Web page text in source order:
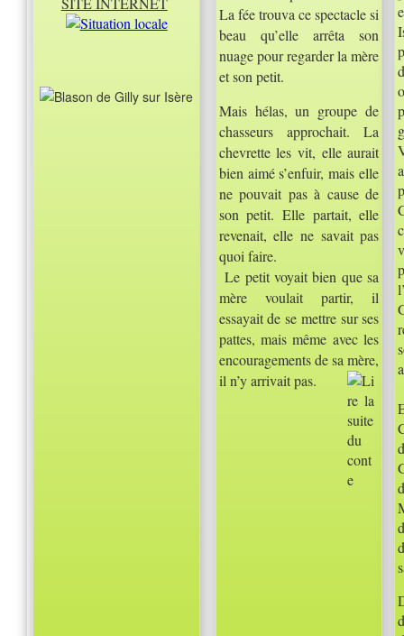
La fée trouva ce spectacle si
beau qu’elle arrêta son
nuage pour regarder la mère
et son petit.
Mais hélas, un groupe de
chasseurs approchait. La
chevrette les vit, elle aurait
bien aimé s’enfuir, mais elle
ne pouvait pas à cause de
son petit. Elle partait, elle
revenait, elle ne savait pas
quoi faire.
Le petit voyait bien que sa
mère voulait partir, il
essayait de se mettre sur ses
pattes, mais même avec les
encouragements de sa mère,
il n’y arrivait pas.